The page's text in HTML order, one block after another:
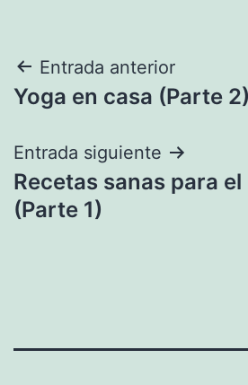
Navegación
de
entradas
Entrada anterior
Yoga en casa (Parte 2)
Entrada siguiente
Recetas sanas para
(Parte 1)